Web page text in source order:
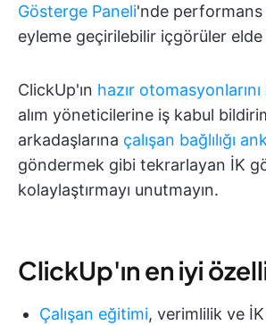
Gösterge Paneli'nde
eyleme geçirilebilir içgörüler elde
ClickUp'ın hazır otomasyonlarını
alım yöneticilerine iş kabul
arkadaşlarına çalışan bağlılığı
göndermek gibi tekrarlayan İK
kolaylaştırmayı unutmayın.
ClickUp'ın en iyi
Çalışan eğitimi, verimlilik ve